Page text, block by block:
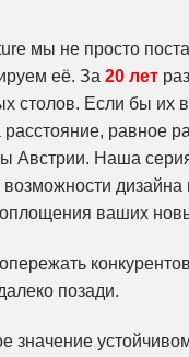
мы не просто
её. За 20 лет
столов. Если бы их
равное
Австрии. Наша
дизайна
ваших
позади.